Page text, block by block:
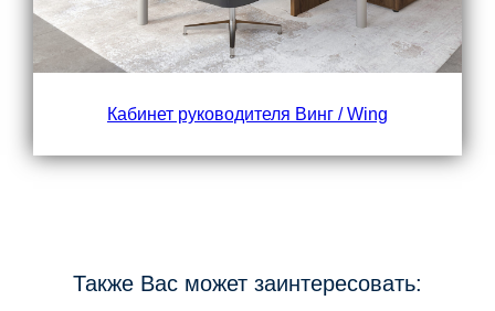
Кабинет руководителя Винг / Wing
Также Вас может заинтересовать: